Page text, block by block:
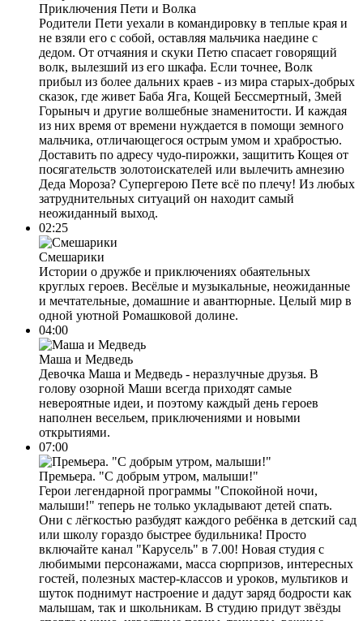
Приключения Пети и Волка
Родители Пети уехали в командировку в теплые края и
не взяли его с собой, оставляя мальчика наедине с
дедом. От отчаяния и скуки Петю спасает говорящий
волк, вылезший из его шкафа. Если точнее, Волк
прибыл из более дальних краев - из мира старых-добрых
сказок, где живет Баба Яга, Кощей Бессмертный, Змей
Горыныч и другие волшебные знаменитости. И каждая
из них время от времени нуждается в помощи земного
мальчика, отличающегося острым умом и храбростью.
Доставить по адресу чудо-пирожки, защитить Кощея от
посягательств золотоискателей или вылечить амнезию
Деда Мороза? Супергерою Пете всё по плечу! Из любых
затруднительных ситуаций он находит самый
неожиданный выход.
02:25
Смешарики
Истории о дружбе и приключениях обаятельных
круглых героев. Весёлые и музыкальные, неожиданные
и мечтательные, домашние и авантюрные. Целый мир в
одной уютной Ромашковой долине.
04:00
Маша и Медведь
Девочка Маша и Медведь - неразлучные друзья. В
голову озорной Маши всегда приходят самые
невероятные идеи, и поэтому каждый день героев
наполнен весельем, приключениями и новыми
открытиями.
07:00
Премьера. "С добрым утром, малыши!"
Герои легендарной программы "Спокойной ночи,
малыши!" теперь не только укладывают детей спать.
Они с лёгкостью разбудят каждого ребёнка в детский сад
или школу гораздо быстрее будильника! Просто
включайте канал "Карусель" в 7.00! Новая студия с
любимыми персонажами, масса сюрпризов, интересных
гостей, полезных мастер-классов и уроков, мультиков и
шуток поднимут настроение и дадут заряд бодрости как
малышам, так и школьникам. В студию придут звёзды